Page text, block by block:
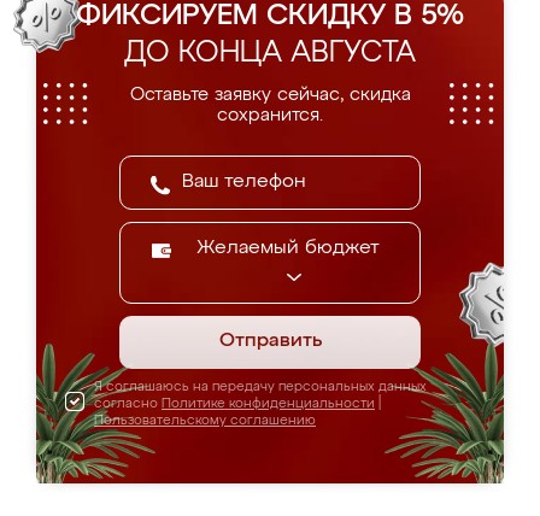
ФИКСИРУЕМ СКИДКУ В 5%
ДО КОНЦА АВГУСТА
Оставьте заявку сейчас, скидка
сохранится.
Желаемый бюджет
Отправить
Я соглашаюсь на передачу персональных данных
согласно Политике конфиденциальности
Пользовательскому соглашению